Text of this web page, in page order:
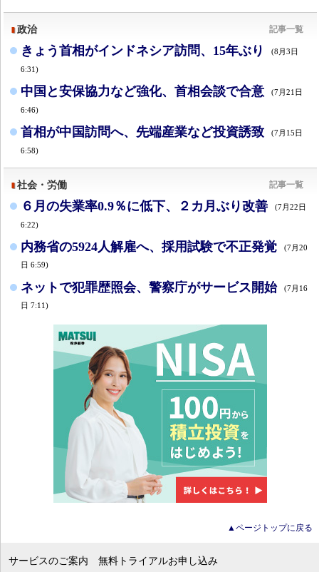
政治 記事一覧
きょう首相がインドネシア訪問、15年ぶり (8月3日
6:31)
中国と安保協力など強化、首相会談で合意 (7月21日
6:46)
首相が中国訪問へ、先端産業など投資誘致 (7月15日
6:58)
社会・労働 記事一覧
６月の失業率0.9％に低下、２カ月ぶり改善 (7月22日
6:22)
内務省の5924人解雇へ、採用試験で不正発覚
(7月20
日 6:59)
ネットで犯罪歴照会、警察庁がサービス開始
(7月16
日 7:11)
▲ページトップに戻る
サービスのご案内 無料トライアルお申し込み